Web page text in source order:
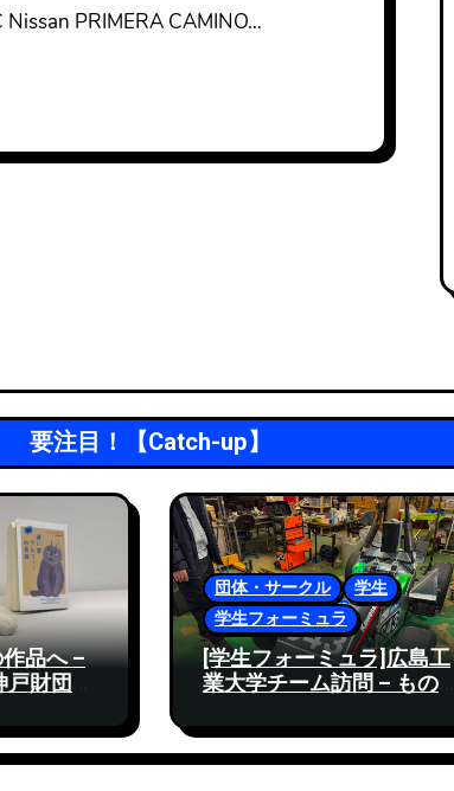
Nissan PRIMERA CAMINO…
要注目！【Catch-up】
品へ –
戸財団
団体・サークル
学生
学生フォーミュラ
[学生フォーミュラ]広島工
業大学チーム訪問 – ものづ